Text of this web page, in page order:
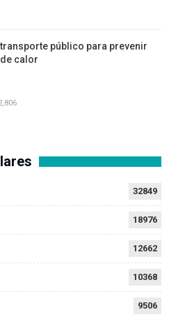
público para prevenir
calor
32849
18976
12662
10368
9506